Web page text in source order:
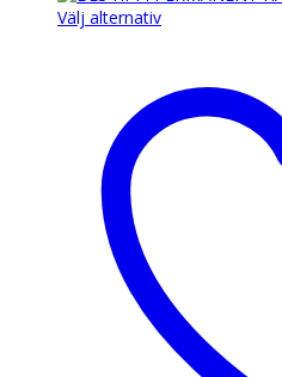
Välj alternativDen
har
varianter.
produktsidan